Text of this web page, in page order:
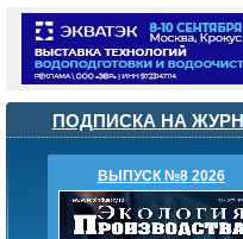
ПОДПИСКА НА
ВЫПУСК №8 2026